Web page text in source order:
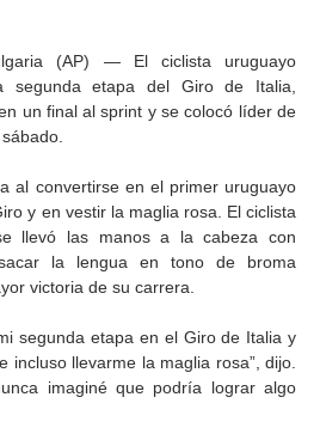
(AP) — El ciclista uruguayo
segunda etapa del Giro de Italia,
un final al sprint y se colocó líder de
al convertirse en el primer uruguayo
y en vestir la maglia rosa. El ciclista
llevó las manos a la cabeza con
la lengua en tono de broma
victoria de su carrera.
segunda etapa en el Giro de Italia y
incluso llevarme la maglia rosa”, dijo.
imaginé que podría lograr algo